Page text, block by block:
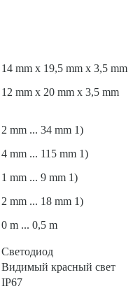
14 mm x 19,5 mm x 3,5 mm
12 mm x 20 mm x 3,5 mm
2 mm ... 34 mm 1)
4 mm ... 115 mm 1)
1 mm ... 9 mm 1)
2 mm ... 18 mm 1)
0 m ... 0,5 m
Светодиод
Видимый красный свет
IP67